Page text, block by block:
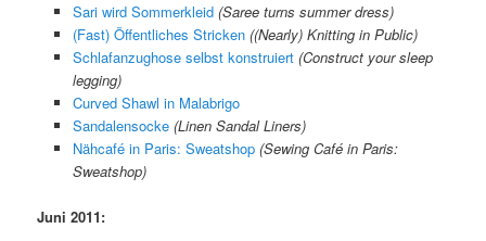
Sari wird Sommerkleid (Saree turns summer dress)
(Fast) Öffentliches Stricken ((Nearly) Knitting in Public)
Schlafanzughose selbst konstruiert (Construct your sleep
legging)
Curved Shawl in Malabrigo
Sandalensocke (Linen Sandal Liners)
Nähcafé in Paris: Sweatshop (Sewing Café in Paris:
Sweatshop)
Juni 2011: